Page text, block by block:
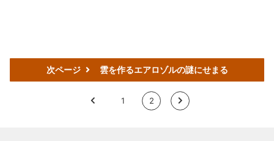
次ページ 雲を作るエアロゾルの謎にせまる
< 1 2 >